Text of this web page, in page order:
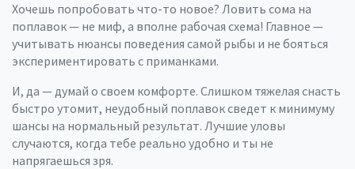
Хочешь попробовать что-то новое? Ловить сома на
поплавок — не миф, а вполне рабочая схема! Главное —
учитывать нюансы поведения самой рыбы и не бояться
экспериментировать с приманками.
И, да — думай о своем комфорте. Слишком тяжелая снасть
быстро утомит, неудобный поплавок сведет к минимуму
шансы на нормальный результат. Лучшие уловы
случаются, когда тебе реально удобно и ты не
напрягаешься зря.